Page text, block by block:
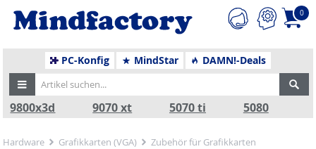
0
PC-Konfig MindStar DAMN!-Deals
9800x3d 9070 xt 5070 ti 5080
Hardware Grafikkarten (VGA) Zubehör für Grafikkarten